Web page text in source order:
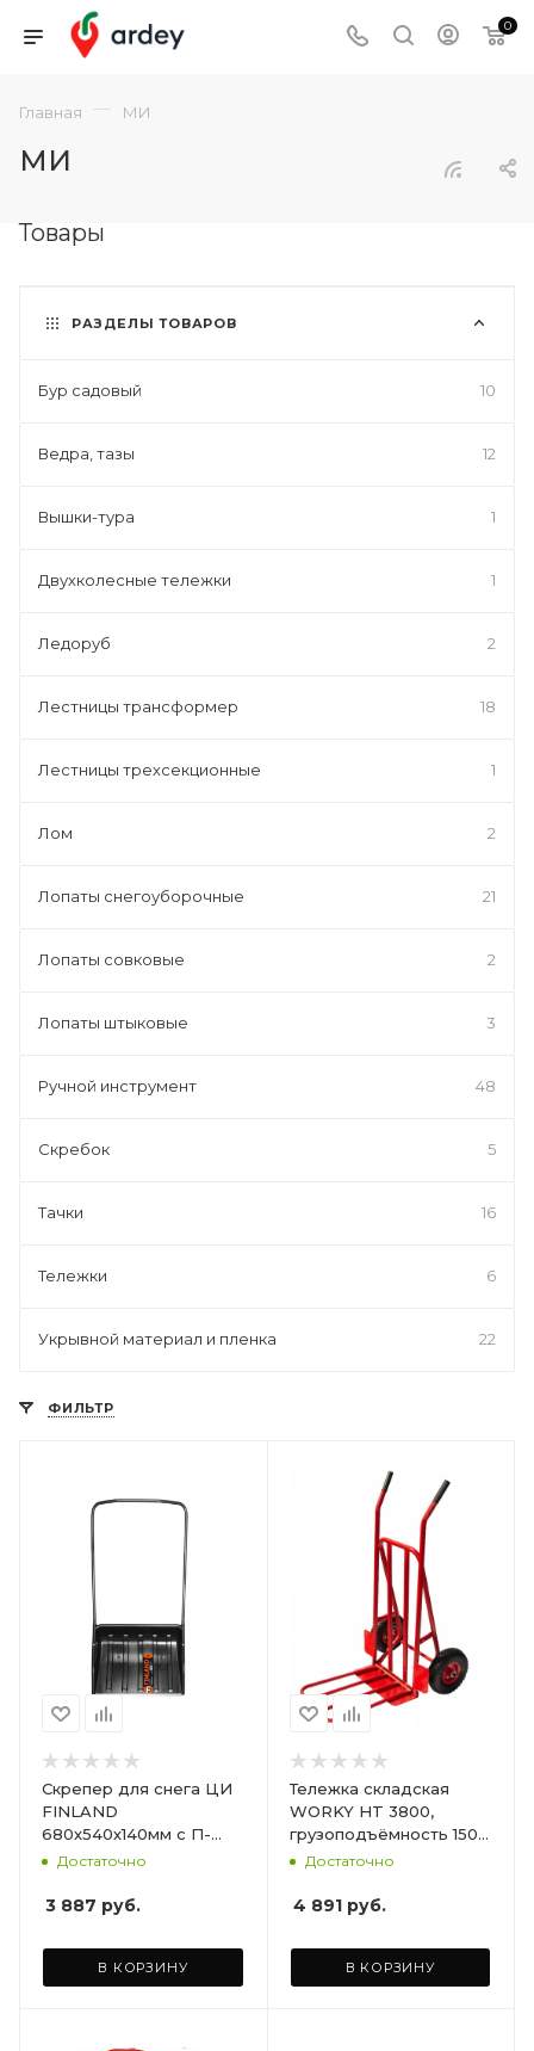
0
Главная — МИ
МИ
Товары
РАЗДЕЛЫ ТОВАРОВ
Бур садовый 10
Ведра, тазы 12
Вышки-тура 1
Двухколесные тележки 1
Ледоруб 2
Лестницы трансформер 18
Лестницы трехсекционные 1
Лом 2
Лопаты снегоуборочные 21
Лопаты совковые 2
Лопаты штыковые 3
Ручной инструмент 48
Скребок 5
Тачки 16
Тележки 6
Укрывной материал и пленка 22
ФИЛЬТР
Скрепер для снега ЦИ
FINLAND
680х540х140мм с П-
образной металлич.
Достаточно
3 887 руб.
В КОРЗИНУ
Тележка складская
WORKY HT 3800,
грузоподъёмность 150
кг, Размер площадки :
Достаточно
4 891руб.
В КОРЗИНУ